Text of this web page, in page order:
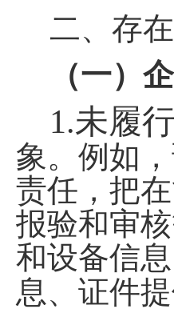
二、存在
（一）
1.未履
象。例如，
责任，把
报验和审
和设备信
息、证件